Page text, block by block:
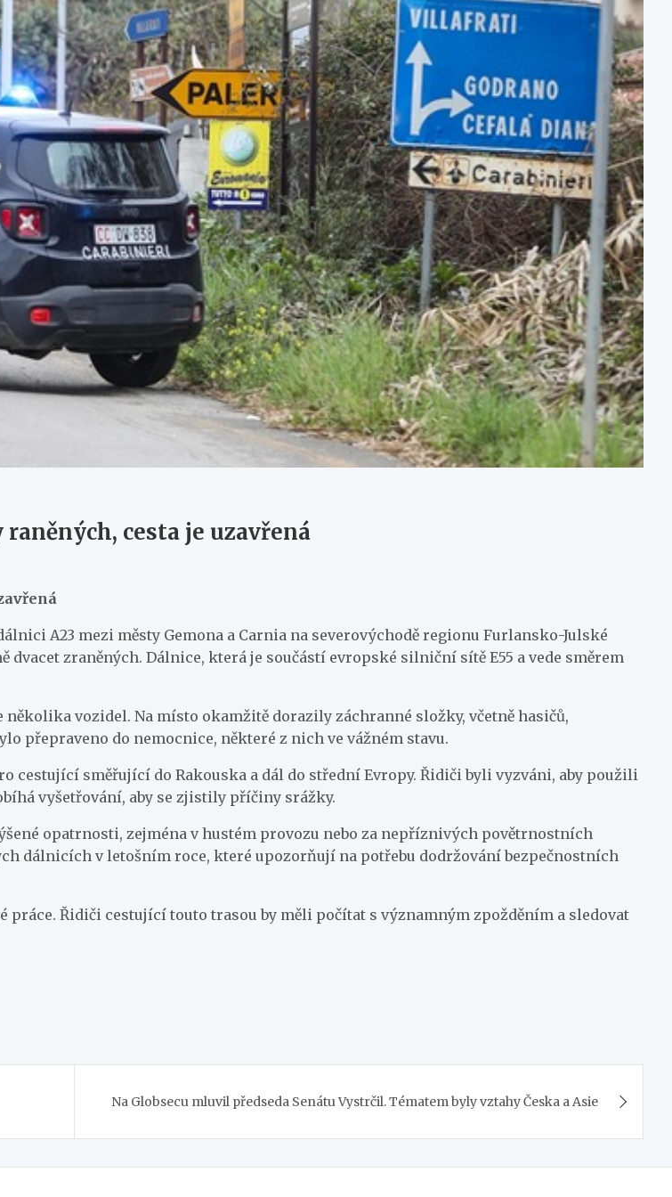
cesta je uzavřená
A23 mezi městy Gemona a Carnia na severovýchodě regionu Furlansko-Julské
zraněných. Dálnice, která je součástí evropské silniční sítě E55 a vede směrem
vozidel. Na místo okamžitě dorazily záchranné složky, včetně hasičů,
přepraveno do nemocnice, některé z nich ve vážném stavu.
cestující směřující do Rakouska a dál do střední Evropy. Řidiči byli vyzváni, aby použili
vyšetřování, aby se zjistily příčiny srážky.
opatrnosti, zejména v hustém provozu nebo za nepříznivých povětrnostních
dálnicích v letošním roce, které upozorňují na potřebu dodržování bezpečnostních
práce. Řidiči cestující touto trasou by měli počítat s významným zpožděním a sledovat
Na Globsecu mluvil předseda Senátu Vystrčil. Tématem byly vztahy Česka a Asie